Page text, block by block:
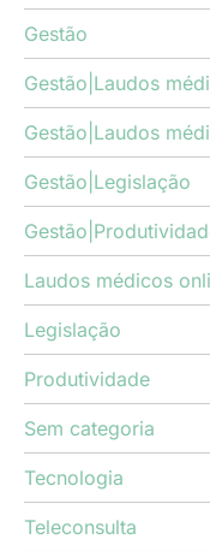
Gestão
Gestão|Laudos
Gestão|Laudos
Gestão|Legislação
Laudos médicos
Legislação
Produtividade
Sem categoria
Tecnologia
Teleconsulta